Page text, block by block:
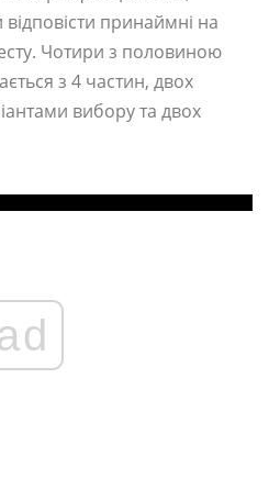
принаймні на
Чотири з половиною
з 4 частин, двох
вибору та двох